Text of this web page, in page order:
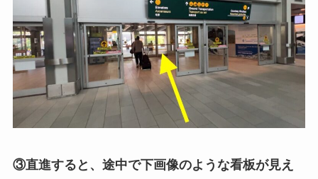
③直進すると、途中で下画像のような看板が見え